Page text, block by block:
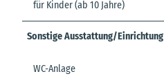
für Kinder (ab 10 Jahre)
Sonstige Ausstattung/Einrichtung
WC-Anlage